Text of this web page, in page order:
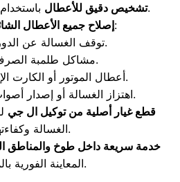
تشخيص دقيق للأعطالباستخدام أجهزة متطورة.
إصلاح جميع الأعطالمثل:
توقف الغسالة عن الدوران.
مشاكل طلمبة الصرف.
أعطال الموتور أو الكارت الإلكتروني.
اهتزاز الغسالة أو إصدار أصوات مزعجة.
قطع غيار أصلية من توكيل ال جي
الغسالة وكفاءتها.
خدمة سريعة داخل طوخ والمناطق
المعاينة الفورية بالمنزل.